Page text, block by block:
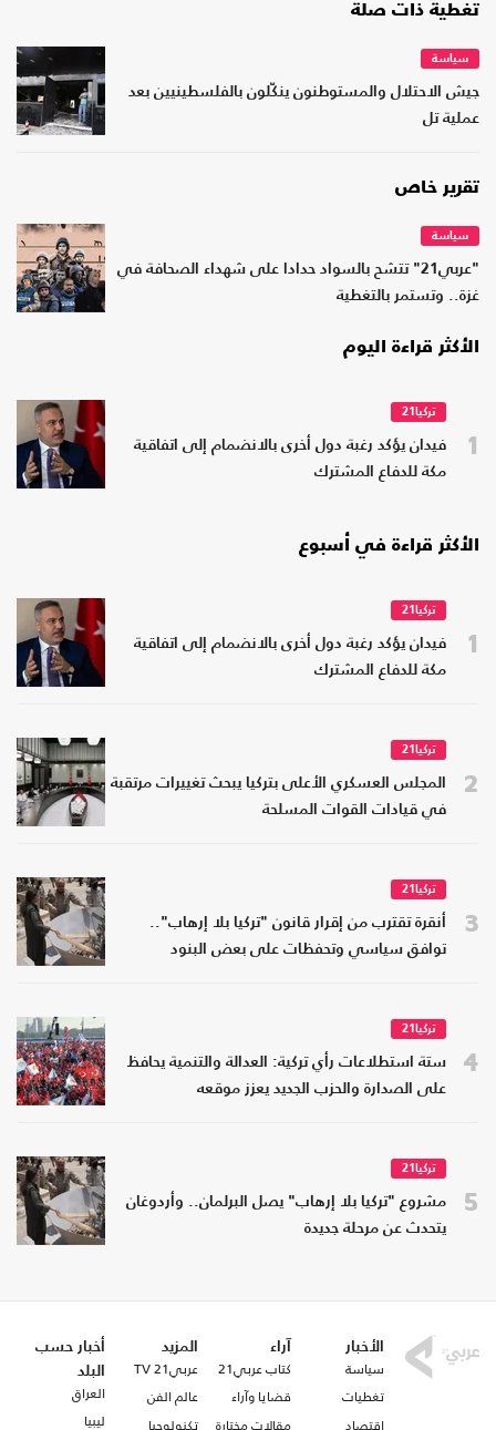
تغطية ذات صلة
سياسة
جيش الاحتلال والمستوطنون ينكّلون بالفلسطينيين بعد
عملية تل
تقرير خاص
سياسة
"عربي21" تتشح بالسواد حدادا على شهداء الصحافة في
غزة.. وتستمر بالتغطية
الأكثر قراءة اليوم
1
تركيا21
فيدان يؤكد رغبة دول أخرى بالانضمام إلى اتفاقية
مكة للدفاع المشترك
الأكثر قراءة في أسبوع
1
تركيا21
فيدان يؤكد رغبة دول أخرى بالانضمام إلى اتفاقية
مكة للدفاع المشترك
2
تركيا21
المجلس العسكري الأعلى بتركيا يبحث تغييرات مرتقبة
في قيادات القوات المسلحة
3
تركيا21
أنقرة تقترب من إقرار قانون "تركيا بلا إرهاب"..
توافق سياسي وتحفظات على بعض البنود
4
تركيا21
ستة استطلاعات رأي تركية: العدالة والتنمية يحافظ
على الصدارة والحزب الجديد يعزز موقعه
5
تركيا21
مشروع "تركيا بلا إرهاب" يصل البرلمان.. وأردوغان
يتحدث عن مرحلة جديدة
الأخبار
سياسة
تغطيات
اقتصاد
آراء
كتاب عربي21
قضايا وآراء
مقالات مختارة
المزيد
عربي21 TV
عالم الفن
تكنولوجيا
أخبار حسب
البلد
العراق
ليبيا